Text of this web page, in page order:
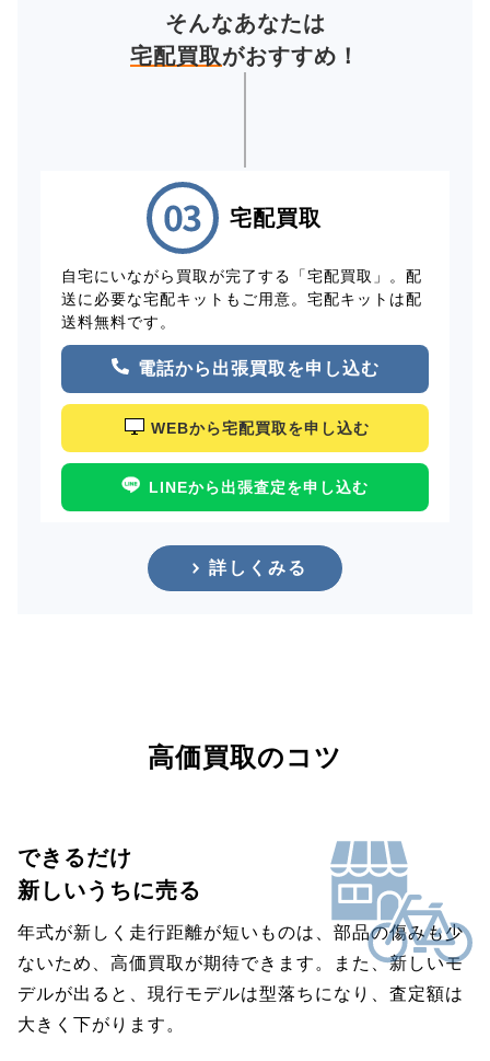
そんなあなたは
宅配買取がおすすめ！
宅配買取
自宅にいながら買取が完了する「宅配買取」。配
送に必要な宅配キットもご用意。宅配キットは配
送料無料です。
電話から出張買取を申し込む
WEBから宅配買取を申し込む
LINEから出張査定を申し込む
詳しくみる
高価買取のコツ
できるだけ
新しいうちに売る
年式が新しく走行距離が短いものは、部品の傷みも少
ないため、高価買取が期待できます。また、新しいモ
デルが出ると、現行モデルは型落ちになり、査定額は
大きく下がります。